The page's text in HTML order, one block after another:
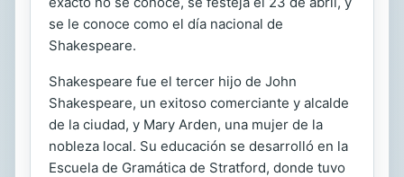
se le conoce como el día nacional de
Shakespeare.
Shakespeare fue el tercer hijo de John
Shakespeare, un exitoso comerciante y alcalde
de la ciudad, y Mary Arden, una mujer de la
nobleza local. Su educación se desarrolló en la
Escuela de Gramática de Stratford, donde tuvo